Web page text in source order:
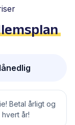
Betal årligt og
hvert år!